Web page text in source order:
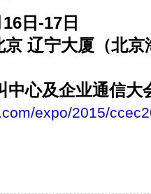
日-17日
辽宁大厦（北京
心及企业通信大
expo/2015/